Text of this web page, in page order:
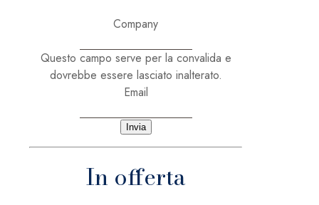
Company
Questo campo serve per la convalida e
dovrebbe essere lasciato inalterato.
Email
In offerta